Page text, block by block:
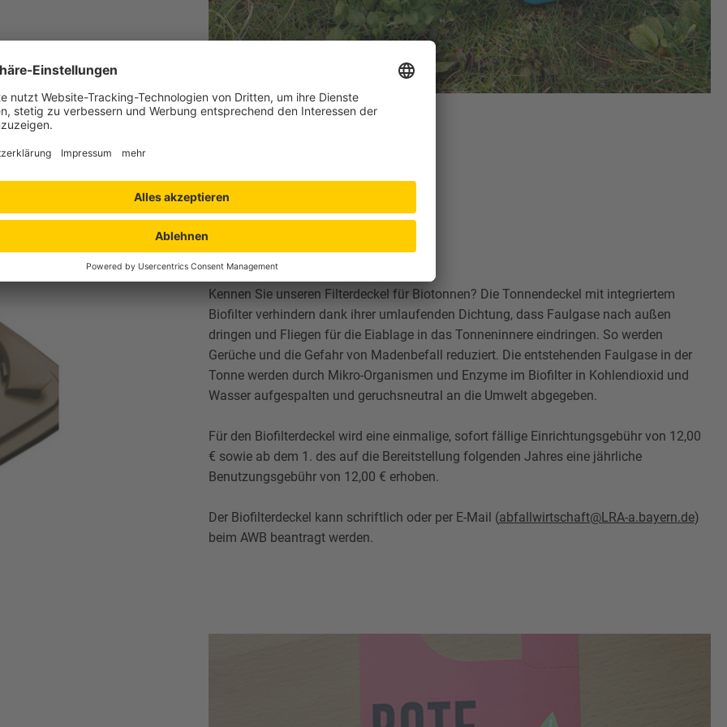
Frische Luft
Kennen Sie unseren Filterdeckel für Biotonnen? Die Tonnendeckel mit integriertem
Biofilter verhindern dank ihrer umlaufenden Dichtung, dass Faulgase nach außen
dringen und Fliegen für die Eiablage in das Tonneninnere eindringen. So werden
Gerüche und die Gefahr von Madenbefall reduziert. Die entstehenden Faulgase in der
Tonne werden durch Mikro-Organismen und Enzyme im Biofilter in Kohlendioxid und
Wasser aufgespalten und geruchsneutral an die Umwelt abgegeben.
Für den Biofilterdeckel wird eine einmalige, sofort fällige Einrichtungsgebühr von 12,00
€ sowie ab dem 1. des auf die Bereitstellung folgenden Jahres eine jährliche
Benutzungsgebühr von 12,00 € erhoben.
Der Biofilterdeckel kann schriftlich oder per E-Mail (abfallwirtschaft@LRA-a.bayern.de)
beim AWB beantragt werden.